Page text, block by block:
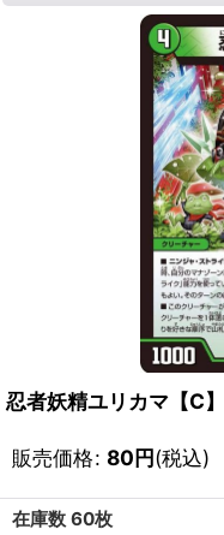
忍者妖精ユリカマ【C
販売価格: 80円(税込)
在庫数 60枚